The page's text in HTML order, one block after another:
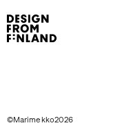
©Marimekko2026